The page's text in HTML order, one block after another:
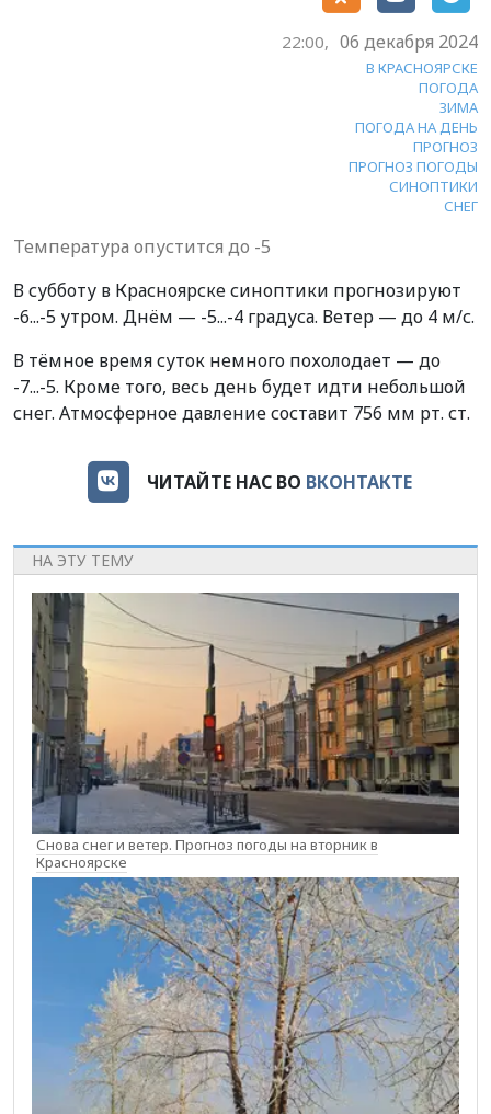
22:00, 06 декабря 2024
В КРАСНОЯРСКЕ
ПОГОДА
ЗИМА
ПОГОДА НА ДЕНЬ
ПРОГНОЗ
ПРОГНОЗ ПОГОДЫ
СИНОПТИКИ
СНЕГ
Температура опустится до -5
В субботу в Красноярске синоптики прогнозируют
-6...-5 утром. Днём — -5...-4 градуса. Ветер — до 4 м/с.
В тёмное время суток немного похолодает — до
-7...-5. Кроме того, весь день будет идти небольшой
снег. Атмосферное давление составит 756 мм рт. ст.
ЧИТАЙТЕ НАС ВО ВКОНТАКТЕ
НА ЭТУ ТЕМУ
Снова снег и ветер. Прогноз погоды на вторник в
Красноярске